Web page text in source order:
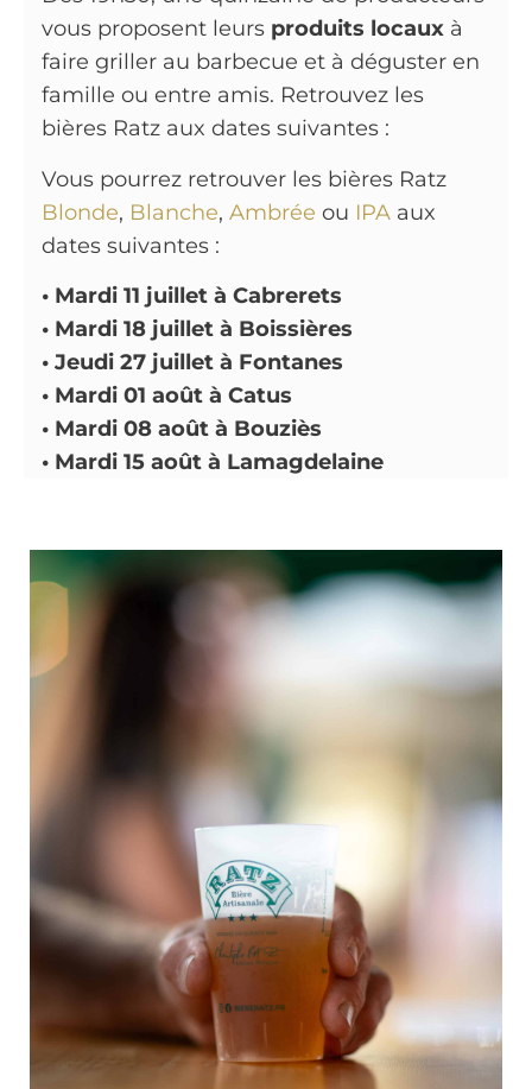
vous proposent leurs produits locaux à
faire griller au barbecue et à déguster en
famille ou entre amis. Retrouvez les
bières Ratz aux dates suivantes :
Vous pourrez retrouver les bières Ratz
Blonde, Blanche, Ambrée ou IPA aux
dates suivantes :
• Mardi 11 juillet à Cabrerets
• Mardi 18 juillet à Boissières
• Jeudi 27 juillet à Fontanes
• Mardi 01 août à Catus
• Mardi 08 août à Bouziès
• Mardi 15 août à Lamagdelaine